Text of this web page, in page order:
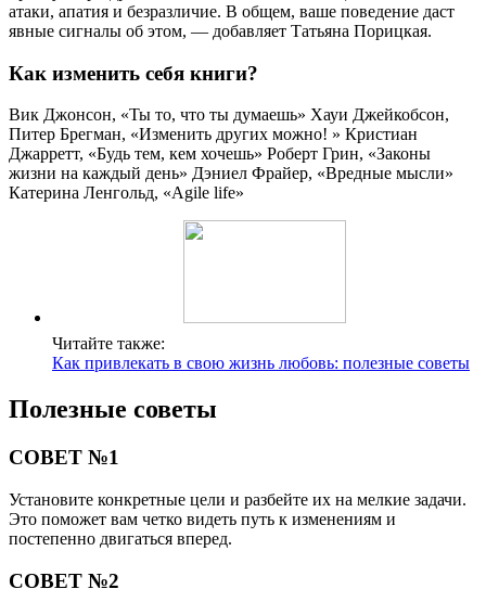
атаки, апатия и безразличие. В общем, ваше поведение даст
явные сигналы об этом, — добавляет Татьяна Порицкая.
Как изменить себя книги?
Вик Джонсон, «Ты то, что ты думаешь» Хауи Джейкобсон,
Питер Брегман, «Изменить других можно! » Кристиан
Джарретт, «Будь тем, кем хочешь» Роберт Грин, «Законы
жизни на каждый день» Дэниел Фрайер, «Вредные мысли»
Катерина Ленгольд, «Agile life»
Читайте также:
Как привлекать в свою жизнь любовь: полезные советы
Полезные советы
СОВЕТ №1
Установите конкретные цели и разбейте их на мелкие задачи.
Это поможет вам четко видеть путь к изменениям и
постепенно двигаться вперед.
СОВЕТ №2